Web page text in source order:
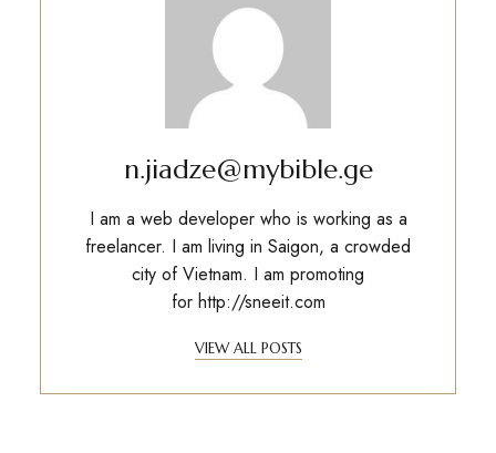
n.jiadze@mybible.ge
I am a web developer who is working as a
freelancer. I am living in Saigon, a crowded
city of Vietnam. I am promoting
for http://sneeit.com
VIEW ALL POSTS